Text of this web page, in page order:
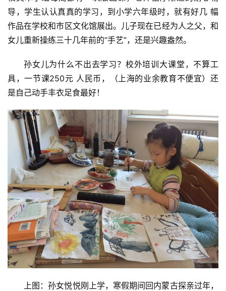
导，学生认认真真的学习，到小学六年级时，就有好几 幅
作品在学校和市区文化馆展出。儿子现在已经为人之父，和
女儿重新操练三十几年前的“手艺”，还是兴趣盎然。
孙女儿为什么不出去学习？校外培训大课堂，不算工
具，一节课250元 人民币，（上海的业余教育不便宜）还
是自己动手丰衣足食最好！
上图：孙女悦悦刚上学，寒假期间回内蒙古探亲过年，